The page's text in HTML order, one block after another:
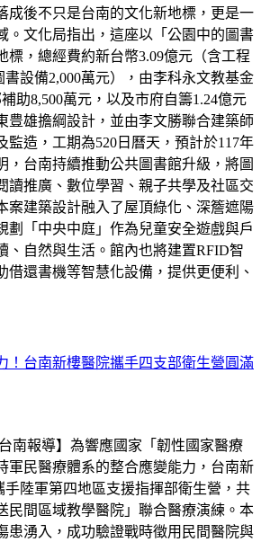
成後不只是台南的文化新地標，更是一
。文化局指出，這座以「公園中的圖書
標，總經費約新台幣3.09億元（含工程
書設備2,000萬元），由李科永文教基金
助8,500萬元，以及市府自籌1.24億元
豊雄擔綱設計，並由李文勝聯合建築師
監造，工期為520日曆天，預計於117年
，台南持續推動公共圖書館升級，將圖
讀推廣、數位學習、親子共學及社區交
案建築設計融入了屋頂綠化、深簷遮陽
劃「中央中庭」作為兒童安全遊戲與戶
、自然與生活。館內也將建置RFID智
借還書機等智慧化設備，提供更便利、
！台南新樓醫院攜手四支部衛生營圓滿
南報導】為響應國家「韌性國家醫療
軍民醫療體系的整合應變能力，台南新
手陸軍第四地區支援指揮部衛生營，共
民間區域教學醫院」聯合醫療演練。本
患湧入，成功驗證戰時徵用民間醫院與